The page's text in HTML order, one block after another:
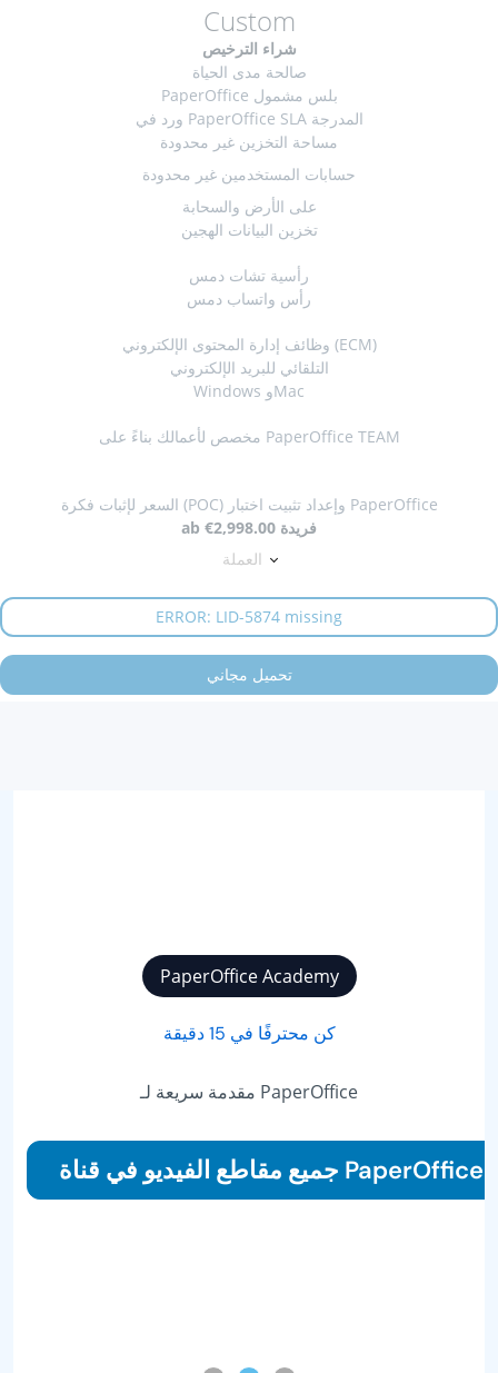
Custom
شراء الترخيص
صالحة مدى الحياة
PaperOffice بلس مشمول
ورد في PaperOffice SLA المدرجة
مساحة التخزين غير محدودة
حسابات المستخدمين غير محدودة
على الأرض والسحابة
تخزين البيانات الهجين
رأسية تشات دمس
رأس واتساب دمس
وظائف إدارة المحتوى الإلكتروني (ECM)
التلقائي للبريد الإلكتروني
Windows وMac
مخصص لأعمالك بناءً على PaperOffice TEAM
السعر لإثبات فكرة (POC) وإعداد تثبيت اختبار PaperOffice
ab €2,998.00 فريدة
العملة
ERROR: LID-5874 missing
تحميل مجاني
PaperOffice Academy
كن محترفًا في 15 دقيقة
مقدمة سريعة لـ PaperOffice
جميع مقاطع الفيديو في قناة PaperOffice